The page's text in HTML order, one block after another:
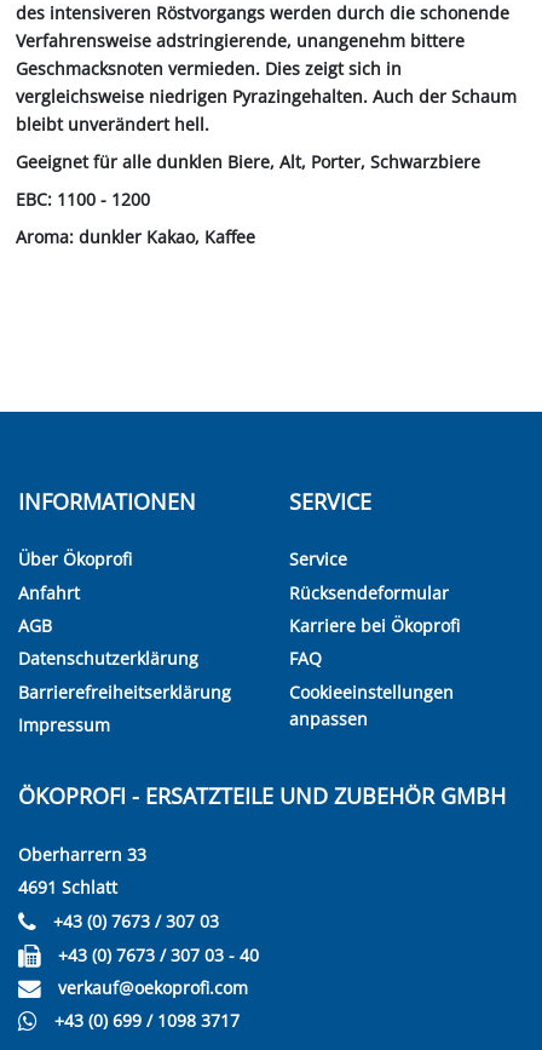
des intensiveren Röstvorgangs werden durch die schonende
Verfahrensweise adstringierende, unangenehm bittere
Geschmacksnoten vermieden. Dies zeigt sich in
vergleichsweise niedrigen Pyrazingehalten. Auch der Schaum
bleibt unverändert hell.
Geeignet für alle dunklen Biere, Alt, Porter, Schwarzbiere
EBC: 1100 - 1200
Aroma: dunkler Kakao, Kaffee
INFORMATIONEN
Über Ökoprofi
Anfahrt
AGB
Datenschutzerklärung
Barrierefreiheitserklärung
Impressum
SERVICE
Service
Rücksendeformular
Karriere bei Ökoprofi
FAQ
Cookieeinstellungen
anpassen
ÖKOPROFI - ERSATZTEILE UND ZUBEHÖR GMBH
Oberharrern 33
4691 Schlatt
+43 (0) 7673 / 307 03
+43 (0) 7673 / 307 03 - 40
verkauf@oekoprofi.com
+43 (0) 699 / 1098 3717